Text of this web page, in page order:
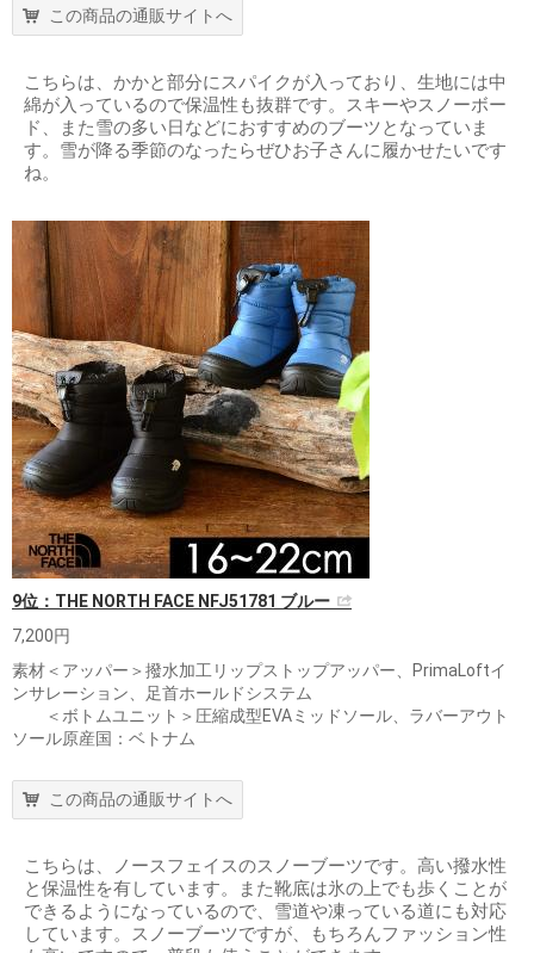
この商品の通販サイトへ
こちらは、かかと部分にスパイクが入っており、生地には中
綿が入っているので保温性も抜群です。スキーやスノーボー
ド、また雪の多い日などにおすすめのブーツとなっていま
す。雪が降る季節のなったらぜひお子さんに履かせたいです
ね。
9位：THE NORTH FACE NFJ51781 ブルー
7,200円
素材＜アッパー＞撥水加工リップストップアッパー、PrimaLoftイ
ンサレーション、足首ホールドシステム
＜ボトムユニット＞圧縮成型EVAミッドソール、ラバーアウト
ソール原産国：ベトナム
この商品の通販サイトへ
こちらは、ノースフェイスのスノーブーツです。高い撥水性
と保温性を有しています。また靴底は氷の上でも歩くことが
できるようになっているので、雪道や凍っている道にも対応
しています。スノーブーツですが、もちろんファッション性